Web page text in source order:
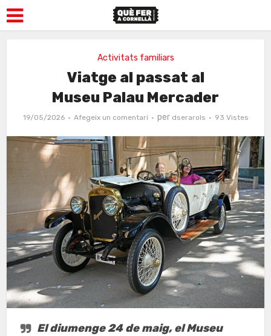
Activitats familiars
Viatge al passat al
Museu Palau Mercader
19/05/2026 Afegeix un comentari per dserarols 93 Vistes
El diumenge 24 de maig, el Museu